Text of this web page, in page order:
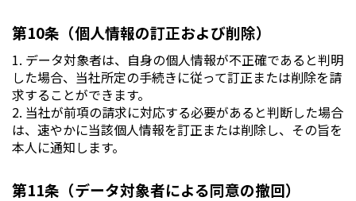
第10条（個人情報の訂正および削除）
1. データ対象者は、自身の個人情報が不正確であると判明
した場合、当社所定の手続きに従って訂正または削除を請
求することができます。
2. 当社が前項の請求に対応する必要があると判断した場合
は、速やかに当該個人情報を訂正または削除し、その旨を
本人に通知します。
第11条（データ対象者による同意の撤回）